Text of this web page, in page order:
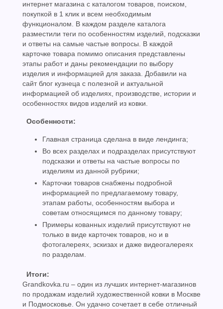
интернет магазина c каталогом товаров, поиском,
покупкой в 1 клик и всем необходимым
функционалом. В каждом разделе каталога
разместили теги по особенностям изделий, подсказки
и ответы на самые частые вопросы. В каждой
карточке товара помимо описания представлены
этапы работ и даны рекомендации по выбору
изделия и информацией для заказа. Добавили на
сайт блог кузнеца с полезной и актуальной
информацией об изделиях, производстве, истории и
особенностях видов изделий из ковки.
Особенности:
Главная страница сделана в виде лендинга;
Во всех разделах и подразделах присутствуют
подсказки и ответы на частые вопросы по
изделиям из данной рубрики;
Карточки товаров снабжены подробной
информацией по предлагаемому товару,
этапам работы, особенностям выбора и
советам относящимся по данному товару;
Примеры кованных изделий присутствуют не
только в виде карточек товаров, но и в
фотогалереях, эскизах и даже видеогалереях
по разделам.
Итоги:
Grandkovka.ru – один из лучших интернет-магазинов
по продажам изделий художественной ковки в Москве
и Подмосковье. Он удачно сочетает в себе отличный